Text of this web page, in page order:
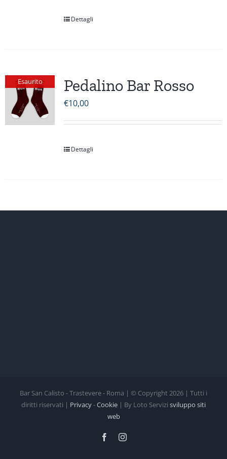
Dettagli
Esaurito Pedalino Bar Rosso
€10,00
Dettagli
Bar San Calisto - Trastevere - Roma | © Copyright 2026 | Tutti i
diritti riservati | Privacy-Cookie | By Loto Servizi sviluppo siti
web
FacebookInstagram